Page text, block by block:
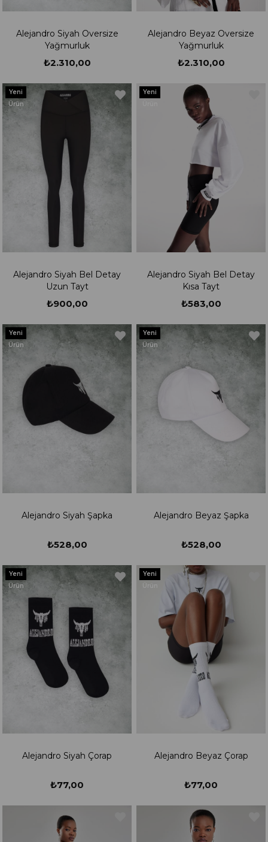
Alejandro Siyah Oversize
Yağmurluk
₺2.310,00
Alejandro Beyaz Oversize
Yağmurluk
₺2.310,00
Alejandro Siyah Bel Detay
Uzun Tayt
₺900,00
Yeni
Ürün
Alejandro Siyah Bel Detay
Kısa Tayt
₺583,00
Yeni
Alejandro Siyah Şapka
₺528,00
Yeni
Ürün
Alejandro Beyaz Şapka
₺528,00
Yeni
Ürün
Alejandro Siyah Çorap
₺77,00
Yeni
Ürün
Alejandro Beyaz Çorap
₺77,00
Yeni
Ürün